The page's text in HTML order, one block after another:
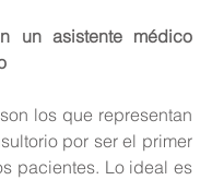
un asistente médico
los que representan
por ser el primer
pacientes. Lo ideal es